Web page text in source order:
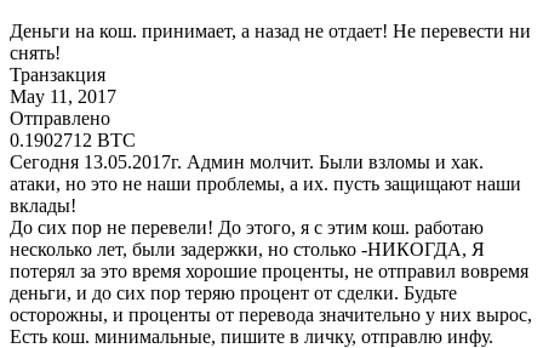
Деньги на кош. принимает, а назад не отдает! Не перевести ни
снять!
Транзакция
May 11, 2017
Отправлено
0.1902712 BTC
Сегодня 13.05.2017г. Админ молчит. Были взломы и хак.
атаки, но это не наши проблемы, а их. пусть защищают наши
вклады!
До сих пор не перевели! До этого, я с этим кош. работаю
несколько лет, были задержки, но столько -НИКОГДА, Я
потерял за это время хорошие проценты, не отправил вовремя
деньги, и до сих пор теряю процент от сделки. Будьте
осторожны, и проценты от перевода значительно у них вырос,
Есть кош. минимальные, пишите в личку, отправлю инфу.